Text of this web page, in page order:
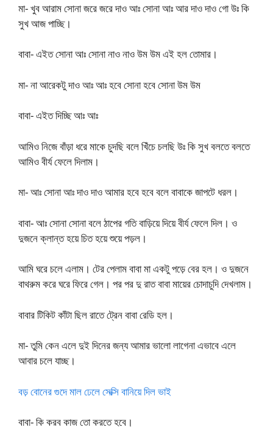
মা- খুব আরাম সোনা জরে জরে দাও আঃ সোনা আঃ আর দাও দাও গো উঃ কি
সুখ আজ পাচ্ছি।
বাবা- এইত সোনা আঃ সোনা নাও নাও উম উম এই হল তোমার।
মা- না আরেকটু দাও আঃ আঃ হবে সোনা হবে সোনা উম উম
বাবা- এইত দিচ্ছি আঃ আঃ
আমিও নিজে বাঁড়া ধরে মাকে চুদছি বলে খিঁচে চলছি উঃ কি সুখ বলতে বলতে
আমিও বীর্য ফেলে দিলাম।
মা- আঃ সোনা আঃ দাও দাও আমার হবে হবে বলে বাবাকে জাপটে ধরল।
বাবা- আঃ সোনা সোনা বলে ঠাপের গতি বাড়িয়ে দিয়ে বীর্য ফেলে দিল। ও
দুজনে ক্লান্ত হয়ে চিত হয়ে শুয়ে পড়ল।
আমি ঘরে চলে এলাম। টের পেলাম বাবা মা একটু পড়ে বের হল। ও দুজনে
বাথরুম করে ঘরে ফিরে গেল। পর পর দু রাত বাবা মায়ের চোদাচুদি দেখলাম।
বাবার টিকিট কাঁটা ছিল রাতে ট্রেন বাবা রেডি হল।
মা- তুমি কেন এলে দুই দিনের জন্য আমার ভালো লাগেনা এভাবে এলে
আবার চলে যাচ্ছ।
বড় বোনের গুদে মাল ঢেলে সেক্সি বানিয়ে দিল ভাই
বাবা- কি করব কাজ তো করতে হবে।